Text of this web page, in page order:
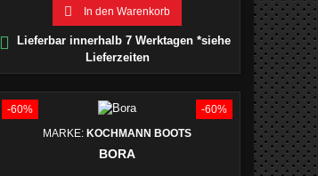
 In den Warenkorb

Lieferbar innerhalb 7 Werktagen *siehe
Lieferzeiten
-60%
-60%
MARKE:KOCHMANN BOOTS
BORA